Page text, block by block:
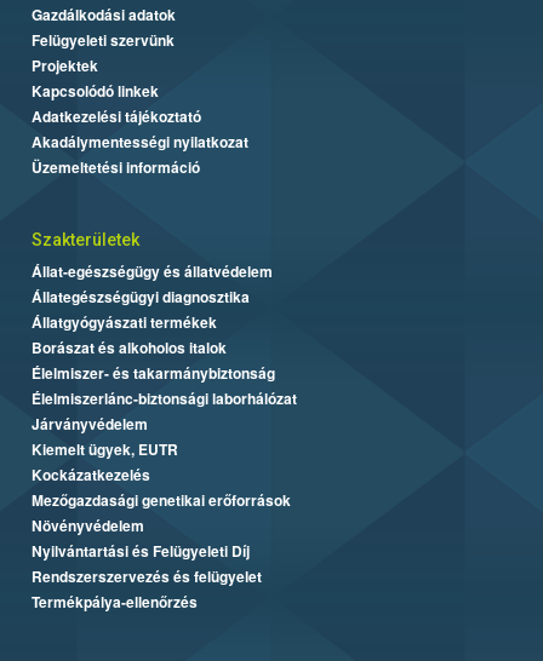
Gazdálkodási adatok
Felügyeleti szervünk
Projektek
Kapcsolódó linkek
Adatkezelési tájékoztató
Akadálymentességi nyilatkozat
Üzemeltetési információ
Szakterületek
Állat-egészségügy és állatvédelem
Állategészségügyi diagnosztika
Állatgyógyászati termékek
Borászat és alkoholos italok
Élelmiszer- és takarmánybiztonság
Élelmiszerlánc-biztonsági laborhálózat
Járványvédelem
Kiemelt ügyek, EUTR
Kockázatkezelés
Mezőgazdasági genetikai erőforrások
Növényvédelem
Nyilvántartási és Felügyeleti Díj
Rendszerszervezés és felügyelet
Termékpálya-ellenőrzés